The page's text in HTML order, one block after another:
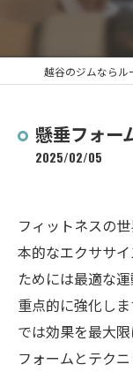
懸垂フォー
2025/02/05
フィットネスの
本的なエクササ
ためには最適な
重点的に強化し
では効果を最大
フォームとテク